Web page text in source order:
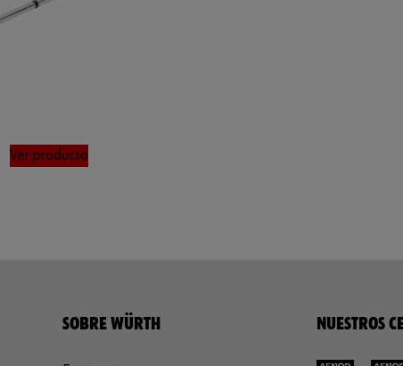
Ver producto
SOBRE WÜRTH NUESTROS